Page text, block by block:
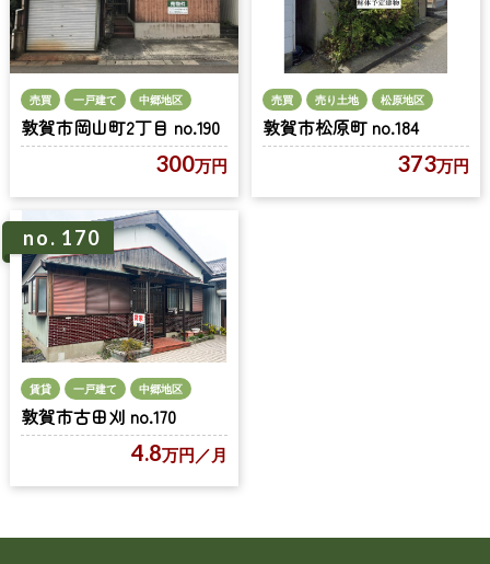
売買 一戸建て 中郷地区
敦賀市岡山町2丁目 no.190
300万円
売買 売り土地 松原地区
敦賀市松原町 no.184
373万円
no. 170
賃貸 一戸建て 中郷地区
敦賀市古田刈 no.170
4.8万円 ／月